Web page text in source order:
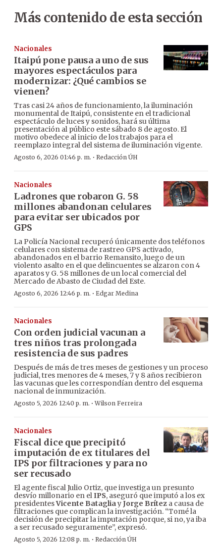
Más contenido de esta sección
Nacionales
Itaipú pone pausa a uno de sus
mayores espectáculos para
modernizar: ¿Qué cambios se
vienen?
Tras casi 24 años de funcionamiento, la iluminación
monumental de Itaipú, consistente en el tradicional
espectáculo de luces y sonidos, hará su última
presentación al público este sábado 8 de agosto. El
motivo obedece al inicio de los trabajos para el
reemplazo integral del sistema de iluminación vigente.
Agosto 6, 2026 01:46 p. m. · Redacción ÚH
Nacionales
Ladrones que robaron G. 58
millones abandonan celulares
para evitar ser ubicados por
GPS
La Policía Nacional recuperó únicamente dos teléfonos
celulares con sistema de rastreo GPS activado,
abandonados en el barrio Remansito, luego de un
violento asalto en el que delincuentes se alzaron con 4
aparatos y G. 58 millones de un local comercial del
Mercado de Abasto de Ciudad del Este.
Agosto 6, 2026 12:46 p. m. · Edgar Medina
Nacionales
Con orden judicial vacunan a
tres niños tras prolongada
resistencia de sus padres
Después de más de tres meses de gestiones y un proceso
judicial, tres menores de 4 meses, 7 y 8 años recibieron
las vacunas que les correspondían dentro del esquema
nacional de inmunización.
Agosto 5, 2026 12:40 p. m. ·Wilson Ferreira
Nacionales
Fiscal dice que precipitó
imputación de ex titulares del
IPS por filtraciones y para no
ser recusado
El agente fiscal Julio Ortiz, que investiga un presunto
desvío millonario en elIPS, aseguró que imputó a los ex
presidentesVicente BatagliayJorge Brítez a causa de
filtraciones que complican la investigación. “Tomé la
decisión de precipitar la imputación porque, si no, ya iba
a ser recusado seguramente”, expresó.
Agosto 5, 2026 12:08 p. m. · Redacción ÚH